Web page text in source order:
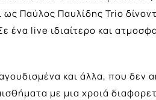
ως Παύλος Παυλίδης Trio
ένα live ιδιαίτερο και
και άλλα, που δεν
με μια χροιά